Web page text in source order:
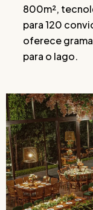
800m²,
para 120
oferece
para o lago.